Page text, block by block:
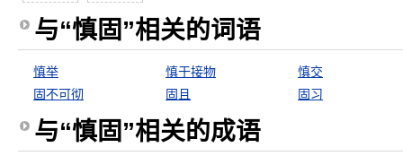
与“慎固”相关的词语
慎举 慎于接物
慎交
固不可彻
固且 固习
与“慎固”相关的成语